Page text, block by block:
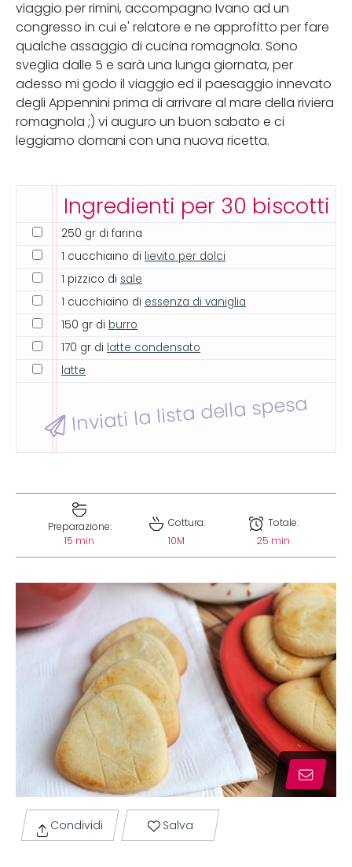
viaggio per rimini, accompagno Ivano ad un
congresso in cui e' relatore e ne approfitto per fare
qualche assaggio di cucina romagnola. Sono
sveglia dalle 5 e sarà una lunga giornata, per
adesso mi godo il viaggio ed il paesaggio innevato
degli Appennini prima di arrivare al mare della riviera
romagnola ;) vi auguro un buon sabato e ci
leggiamo domani con una nuova ricetta.
Ingredienti per 30 biscotti
250 gr di farina
1 cucchiaino di lievito per dolci
1 pizzico di sale
1 cucchiaino di essenza di vaniglia
150 gr di burro
170 gr di latte condensato
latte
Inviati la lista della spesa
Preparazione:
15 min
Cottura:
10M
Totale:
25 min
Condividi Salva